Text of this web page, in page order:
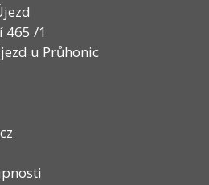
465 /1
u Průhonic